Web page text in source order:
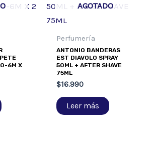
0-6M X
AGOTADO
Perfumería
ANTONIO BANDERAS
EST DIAVOLO SPRAY
50ML + AFTER SHAVE
75ML
$16.990
Leer más